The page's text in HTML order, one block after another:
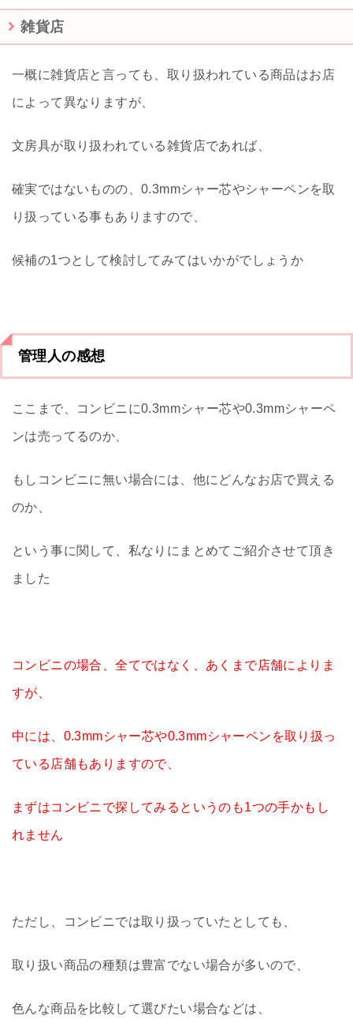
雑貨店
一概に雑貨店と言っても、取り扱われている商品はお店
によって異なりますが、
文房具が取り扱われている雑貨店であれば、
確実ではないものの、0.3mmシャー芯やシャーペンを取
り扱っている事もありますので、
候補の1つとして検討してみてはいかがでしょうか
管理人の感想
ここまで、コンビニに0.3mmシャー芯や0.3mmシャーペ
ンは売ってるのか、
もしコンビニに無い場合には、他にどんなお店で買える
のか、
という事に関して、私なりにまとめてご紹介させて頂き
ました
コンビニの場合、全てではなく、あくまで店舗によりま
すが、
中には、0.3mmシャー芯や0.3mmシャーペンを取り扱っ
ている店舗もありますので、
まずはコンビニで探してみるというのも1つの手かもし
れません
ただし、コンビニでは取り扱っていたとしても、
取り扱い商品の種類は豊富でない場合が多いので、
色んな商品を比較して選びたい場合などは、